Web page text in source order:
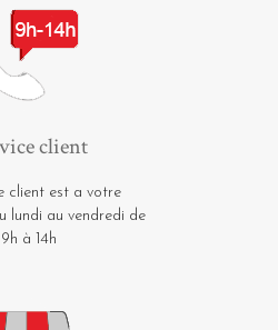
client
client est a votre
lundi au vendredi de
9h à 14h